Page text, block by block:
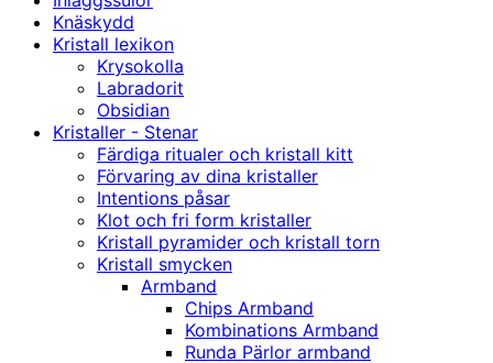
Knäskydd
Kristall lexikon
Krysokolla
Labradorit
Obsidian
Kristaller - Stenar
Färdiga ritualer och kristall kitt
Förvaring av dina kristaller
Intentions påsar
Klot och fri form kristaller
Kristall pyramider och kristall torn
Kristall smycken
Armband
Chips Armband
Kombinations Armband
Runda Pärlor armband